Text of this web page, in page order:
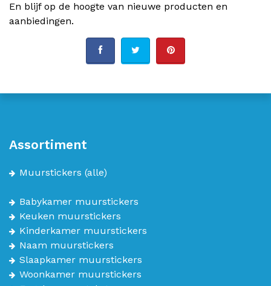
En blijf op de hoogte van nieuwe producten en
aanbiedingen.
Assortiment
Muurstickers (alle)
Babykamer muurstickers
Keuken muurstickers
Kinderkamer muurstickers
Naam muurstickers
Slaapkamer muurstickers
Woonkamer muurstickers